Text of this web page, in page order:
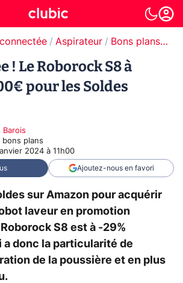
Aspirateur Bons plans Aspirateur
! Le Roborock S8 à
pour les Soldes
Barois
bons plans
2024 à 11h00
Ajoutez-nous en favori
sur Amazon pour acquérir
laveur en promotion
S8 est à -29%
a donc la particularité de
de la poussière et en plus